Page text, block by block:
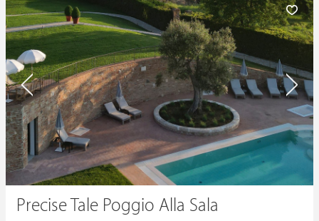
Precise Tale Poggio Alla Sala